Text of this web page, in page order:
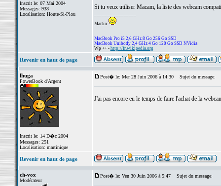
Inscrit le: 07 Mai 2004
Messages: 938
Localisation: Houte-Si-Plou
Si tu veux utiliser Macam, la liste des webcam
Martin
MacBook Pro i5 2,6 GHz 8 Go 256 Go SSD
MacBook Unibody 2,4 GHz 4 Go 120 Go SSD NVidia
Wp ++ - http://fr.wikipedia.org
Revenir en haut de page
lhuga
PowerBook d'Argent
Inscrit le: 14 D�c 2004
Messages: 251
Localisation: martinique
Post� le: Mer 28 Juin 2006 à 14:30 Sujet du message:
J'ai pas encore eu le temps de faire l'achat de la
Revenir en haut de page
ch-vox
Modérateur
Post� le: Ven 30 Juin 2006 à 5:47 Sujet du message: